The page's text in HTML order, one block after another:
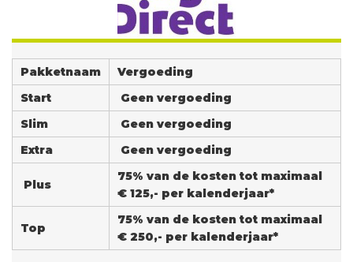
Pakketnaam
Vergoeding
Start
Geen vergoeding
Slim
Geen vergoeding
Extra
Geen vergoeding
Plus
75% van de kosten tot maximaal
€ 125,- per kalenderjaar*
Top
75% van de kosten tot maximaal
€ 250,- per kalenderjaar*